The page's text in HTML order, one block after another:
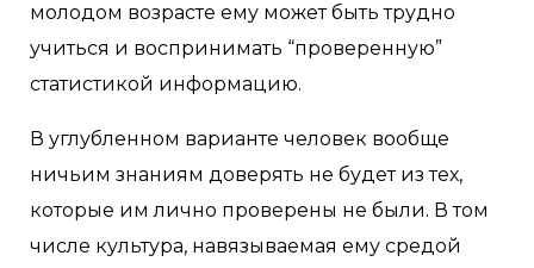
молодом возрасте ему может быть трудно
учиться и воспринимать “проверенную”
статистикой информацию.
В углубленном варианте человек вообще
ничьим знаниям доверять не будет из тех,
которые им лично проверены не были. В том
числе культура, навязываемая ему средой